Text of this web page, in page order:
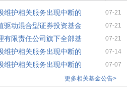
维护相关服务出现中断的 07-21
驱动混合型证券投资基金 07-21
有限责任公司旗下全部基 07-21
维护相关服务出现中断的 07-14
维护相关服务出现中断的
07-07
更多相关基金公告>